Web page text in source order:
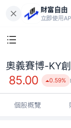
財富自由
立即使用
奧義賽博-KY創
85.00 0.59%
個股概覽